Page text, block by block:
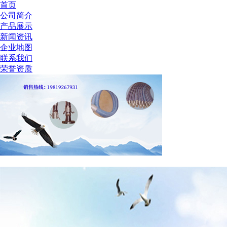
首页
公司简介
产品展示
新闻资讯
企业地图
联系我们
荣誉资质